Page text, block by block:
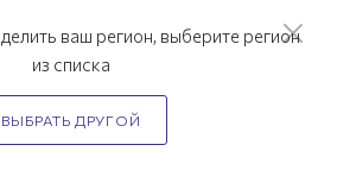
ваш регион, выберите регион
из списка
ВЫБРАТЬ ДРУГОЙ